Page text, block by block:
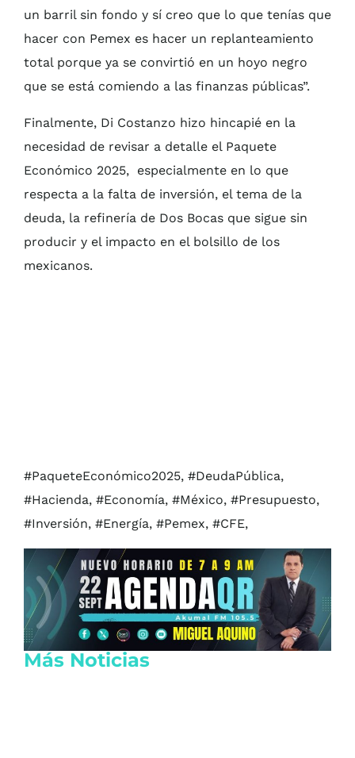
un barril sin fondo y sí creo que lo que tenías que
hacer con Pemex es hacer un replanteamiento
total porque ya se convirtió en un hoyo negro
que se está comiendo a las finanzas públicas”.
Finalmente, Di Costanzo hizo hincapié en la
necesidad de revisar a detalle el Paquete
Económico 2025, especialmente en lo que
respecta a la falta de inversión, el tema de la
deuda, la refinería de Dos Bocas que sigue sin
producir y el impacto en el bolsillo de los
mexicanos.
#PaqueteEconómico2025, #DeudaPública,
#Hacienda, #Economía, #México, #Presupuesto,
#Inversión, #Energía, #Pemex, #CFE,
Más Noticias